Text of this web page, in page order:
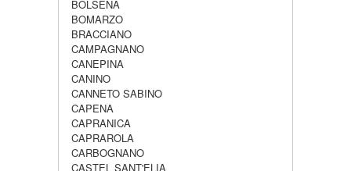
BOLSENA
BOMARZO
BRACCIANO
CAMPAGNANO
CANEPINA
CANINO
CANNETO SABINO
CAPENA
CAPRANICA
CAPRAROLA
CARBOGNANO
CASTEL SANT'ELIA